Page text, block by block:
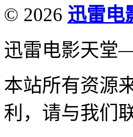
© 2026 迅雷电
迅雷电影天堂
本站所有资源
利，请与我们